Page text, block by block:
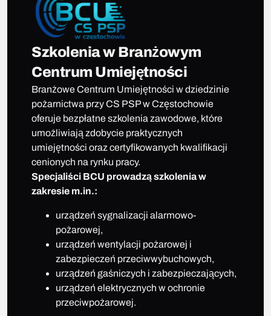
Szkolenia w Branżowym
Centrum Umiejętności
Branżowe Centrum Umiejętności w dziedzinie
pożarnictwa przy CS PSP w Częstochowie
oferuje bezpłatne szkolenia zawodowe, które
umożliwiają zdobycie praktycznych
umiejętności oraz certyfikowanych kwalifikacji
cenionych na rynku pracy.
Specjaliści BCU prowadzą szkolenia w
zakresie m.in.:
urządzeń sygnalizacji alarmowo-
pożarowej,
urządzeń wentylacji pożarowej i
zabezpieczeń przeciwwybuchowych,
urządzeń gaśniczych i zabezpieczających,
urządzeń elektrycznych w ochronie
przeciwpożarowej.